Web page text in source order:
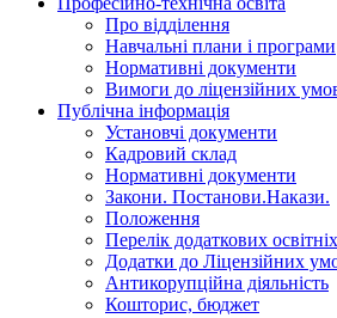
Про відділення
Навчальні плани і програми
Нормативнi документи
Вимоги до ліцензійних
Публічна інформація
Установчi документи
Кадровий склад
Нормативнi документи
Закони. Постанови.Накази.
Положення
Перелік додаткових
Додатки до Ліцензійних
Антикорупційна діяльність
Кошторис, бюджет